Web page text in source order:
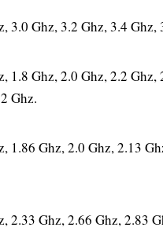
3.0 Ghz, 3.2 Ghz, 3.4 Ghz,
1.8 Ghz, 2.0 Ghz, 2.2
Ghz.
1.86 Ghz, 2.0 Ghz, 2.13
2.33 Ghz, 2.66 Ghz, 2.83